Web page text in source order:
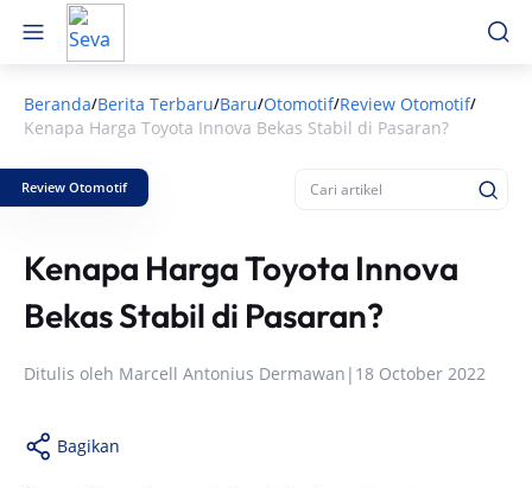
Beranda/Berita Terbaru/Baru/Otomotif/Review Otomotif/
Kenapa Harga Toyota Innova Bekas Stabil di Pasaran?
Review Otomotif
Kenapa Harga Toyota Innova
Bekas Stabil di Pasaran?
Ditulis oleh Marcell Antonius Dermawan | 18 October 2022
Bagikan